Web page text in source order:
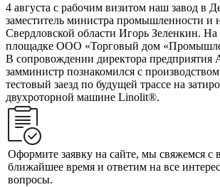
4 августа с рабочим визитом наш завод в
заместитель министра промышленности и
Свердловской области Игорь Зеленкин. На
площадке ООО «Торговый дом
В сопровождении директора предприятия
замминистр познакомился с
тестовый заезд по будущей трассе на
двухроторной машине Linolit®.
Оформите заявку на сайте, мы свяжемся с
ближайшее время и ответим на все
вопросы.